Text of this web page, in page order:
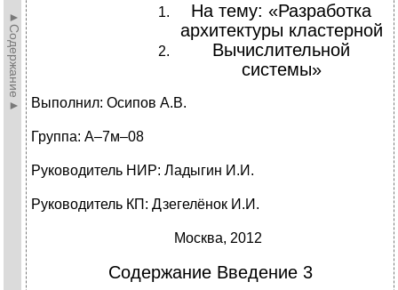
►Содержание►
На тему: «Разработка
архитектуры кластерной
Вычислительной
системы»
Выполнил: Осипов А.В.
Группа: А–7м–08
Руководитель НИР: Ладыгин И.И.
Руководитель КП: Дзегелёнок И.И.
Москва, 2012
Содержание Введение 3